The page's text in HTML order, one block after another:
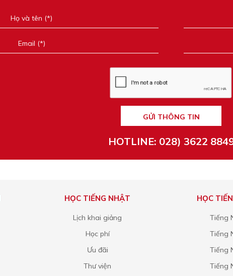
GỬI THÔNG TIN
HOTLINE: 028) 3622
HỌC TIẾNG NHẬT
Lịch khai giảng
Học phí
Ưu đãi
Thư viện
HỌC
Tiếng
Tiếng
Tiếng
Tiếng